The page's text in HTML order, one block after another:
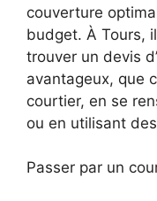
couverture
budget. À Tours,
trouver un devis
avantageux, que
courtier, en se
ou en utilisant
Passer par un